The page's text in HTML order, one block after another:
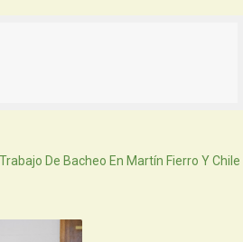
Trabajo De Bacheo En Martín Fierro Y Chile